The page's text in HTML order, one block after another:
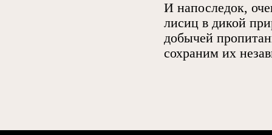
И напоследок,
лисиц в дикой
добычей
сохраним их